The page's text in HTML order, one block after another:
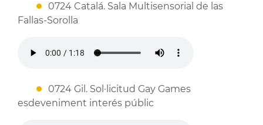
0724 Catalá. Sala Multisensorial de las
Fallas-Sorolla
0724 Gil. Sol·licitud Gay Games
esdeveniment interés públic